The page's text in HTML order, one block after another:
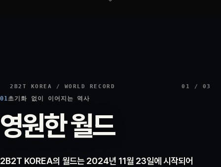
2B2T KOREA / WORLD RECORD 01 / 03
01초기화 없이 이어지는 역사
영원한 월드
2B2T KOREA의 월드는 2024년 11월 23일에 시작되어
02정해진 각본 없는 플레이
정해진 목표도, 플레이 방식도 없습니다.
03운영 기반
전용 베어메탈 서버와Folia 26.1.2 코어를 사용해